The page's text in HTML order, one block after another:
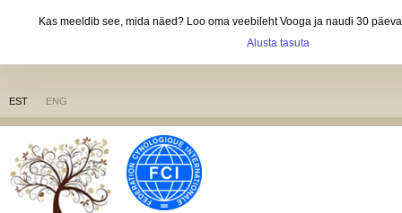
EST ENG
Kas meeldib see, mida näed? Loo oma veebileht Vooga ja naudi 30
Alusta tasuta